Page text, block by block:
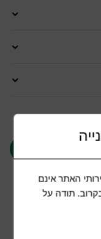
בשליחת
האתר אינם
תודה על